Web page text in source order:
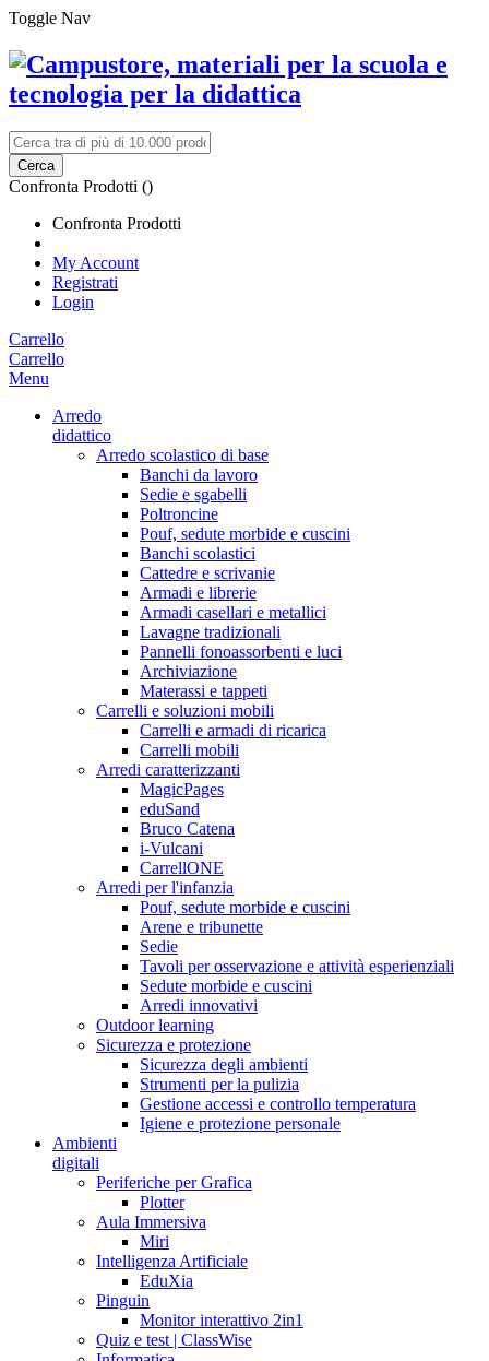
Toggle Nav
Cerca
Confronta Prodotti ()
Confronta Prodotti
My Account
Registrati
Login
Carrello
Carrello
Menu
Arredo
didattico
Arredo scolastico di base
Banchi da lavoro
Sedie e sgabelli
Poltroncine
Pouf, sedute morbide e cuscini
Banchi scolastici
Cattedre e scrivanie
Armadi e librerie
Armadi casellari e metallici
Lavagne tradizionali
Pannelli fonoassorbenti e luci
Archiviazione
Materassi e tappeti
Carrelli e soluzioni mobili
Carrelli e armadi di ricarica
Carrelli mobili
Arredi caratterizzanti
MagicPages
eduSand
Bruco Catena
i-Vulcani
CarrellONE
Arredi per l'infanzia
Pouf, sedute morbide e cuscini
Arene e tribunette
Sedie
Tavoli per osservazione e attività esperienziali
Sedute morbide e cuscini
Arredi innovativi
Outdoor learning
Sicurezza e protezione
Sicurezza degli ambienti
Strumenti per la pulizia
Gestione accessi e controllo temperatura
Igiene e protezione personale
Ambienti
digitali
Periferiche per Grafica
Plotter
Aula Immersiva
Miri
Intelligenza Artificiale
EduXia
Pinguin
Monitor interattivo 2in1
Quiz e test | ClassWise